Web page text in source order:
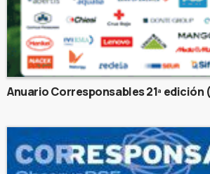
Anuario Corresponsables 21ª edición